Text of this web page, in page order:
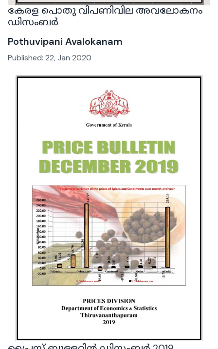
കേരള പൊതു വിപണിവില അവലോകനം
ഡിസംബര്‍
Pothuvipani Avalokanam
Published: 22, Jan 2020